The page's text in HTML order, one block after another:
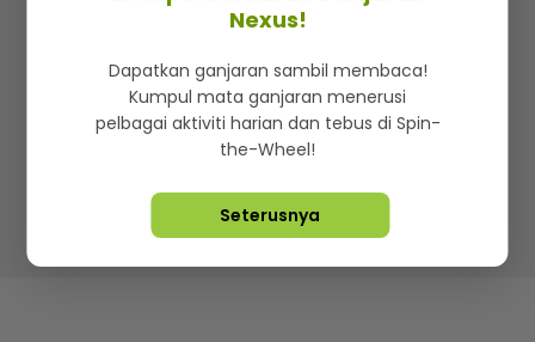
Iklan di SMG360
Terma & Syarat Dasar Privasi
Lebih hot, viral dan sensasi
Hakcipta Terpelihara ©2026. Star Media Group Berhad
Nexus!
Dapatkan ganjaran sambil membaca!
Kumpul mata ganjaran menerusi
pelbagai aktiviti harian dan tebus di Spin-
the-Wheel!
Seterusnya